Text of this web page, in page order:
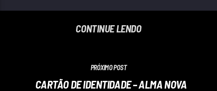
CONTINUE LENDO
PRÓXIMO POST
CARTÃO DE IDENTIDADE – ALMA NOVA